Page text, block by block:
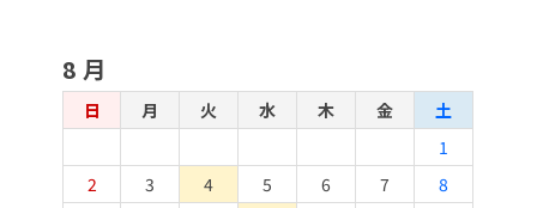
8月
日 月 火 水 木 金
土
1
2
3 4 5 6 7
8